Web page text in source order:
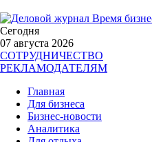
Сегодня
07 августа 2026
СОТРУДНИЧЕСТВО
РЕКЛАМОДАТЕЛЯМ
Главная
Для бизнеса
Бизнес-новости
Аналитика